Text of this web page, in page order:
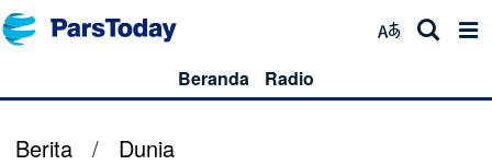
Beranda Radio
Berita / Dunia